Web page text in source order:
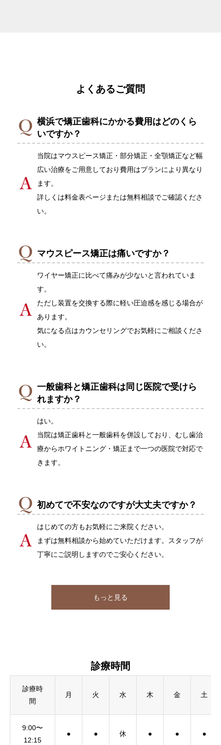
よくあるご質問
横浜で矯正歯科にかかる費用はどのくら
いですか？
当院はマウスピース矯正・部分矯正・全顎矯正など幅
広い治療をご用意しており費用はプランにより異なり
ます。
詳しくは料金表ページまたは無料相談でご確認くださ
い。
マウスピース矯正は痛いですか？
ワイヤー矯正に比べて痛みが少ないと言われていま
す。
ただし装置を交換する際に軽い圧迫感を感じる場合が
あります。
気になる点はカウンセリングでお気軽にご相談くださ
い。
一般歯科と矯正歯科は同じ医院で受けら
れますか？
はい。
当院は矯正歯科と一般歯科を併設しており、むし歯治
療からホワイトニング・矯正まで一つの医院で対応で
きます。
初めてで不安なのですが大丈夫ですか？
はじめての方もお気軽にご来院ください。
まずは無料相談から始めていただけます。スタッフが
丁寧にご説明しますのでご安心ください。
もっと見る
診療時間
診療時
間
月 火 水 木 金 土
9:00〜
12:15
● ● 休 ● ● ●